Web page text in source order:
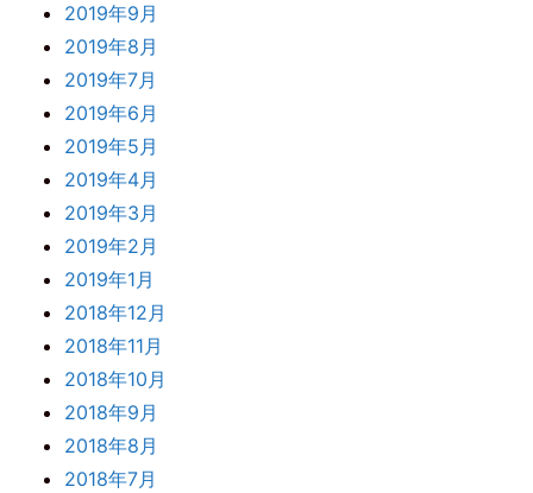
2019年9月
2019年8月
2019年7月
2019年6月
2019年5月
2019年4月
2019年3月
2019年2月
2019年1月
2018年12月
2018年11月
2018年10月
2018年9月
2018年8月
2018年7月